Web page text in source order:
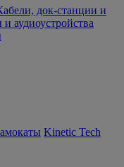
док-станции и
аудиоустройства
Kinetic Tech